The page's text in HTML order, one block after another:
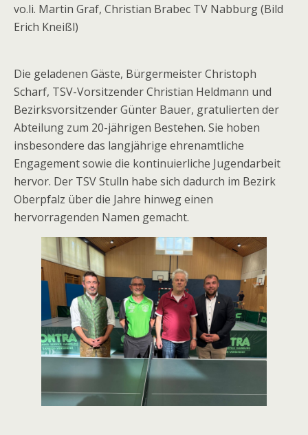
vo.li. Martin Graf, Christian Brabec TV Nabburg (Bild
Erich Kneißl)
Die geladenen Gäste, Bürgermeister Christoph
Scharf, TSV-Vorsitzender Christian Heldmann und
Bezirksvorsitzender Günter Bauer, gratulierten der
Abteilung zum 20-jährigen Bestehen. Sie hoben
insbesondere das langjährige ehrenamtliche
Engagement sowie die kontinuierliche Jugendarbeit
hervor. Der TSV Stulln habe sich dadurch im Bezirk
Oberpfalz über die Jahre hinweg einen
hervorragenden Namen gemacht.